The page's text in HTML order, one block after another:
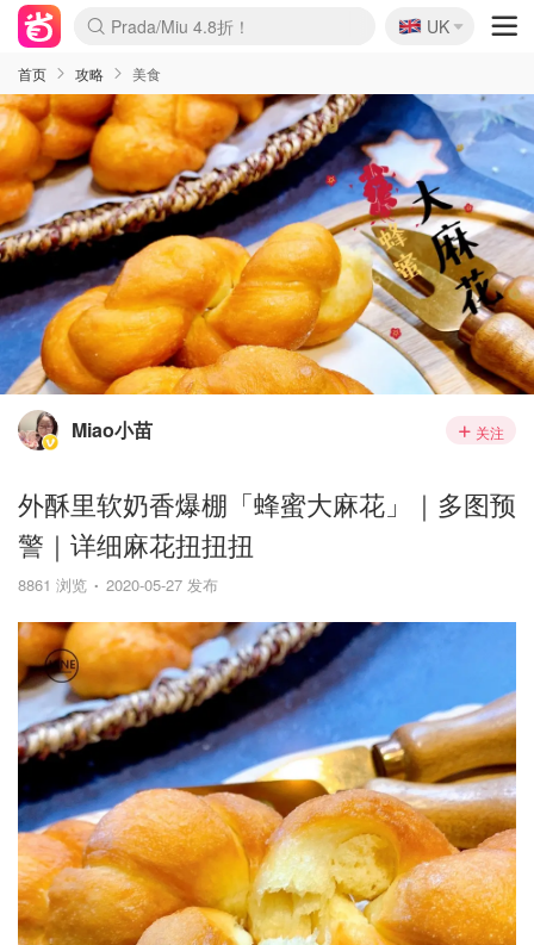
麦卢卡蜂蜜夏促！个位数！
Prada/Miu 4.8折！
啥？必胜客披萨5折！
🇬🇧
UK
首页 攻略 美食
Miao小苗 关注
外酥里软奶香爆棚「蜂蜜大麻花」｜多图预
警｜详细麻花扭扭扭
8861 浏览 2020-05-27 发布